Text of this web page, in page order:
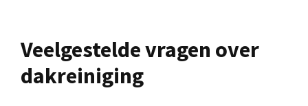
Veelgestelde vragen over
dakreiniging